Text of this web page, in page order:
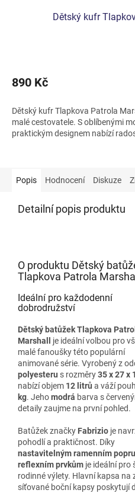
Dětský kufr
890 Kč
Dětský kufr Tlapkova Patrola
malé cestovatele. S oblíbenými
praktickým designem nabízí
Popis Hodnocení Diskuze
Detailní popis produktu
O produktu Dětský
Tlapkova Patrola Marshall
Ideální pro každodenní
dobrodružství
Dětský batůžek Tlapkova
Marshall
je ideální volbou pro
malé fanoušky této populární
animované série. Vyrobený z
polyesteru s rozměry35 x 27 x
nabízí objem 12 litrů a váží
kg. Jehomodrá barva s
detaily zaujme na první pohled.
Batůžek značky Fabrizio je
pohodlí a praktičnost. Díky
nastavitelným ramenním
reflexním prvkům je ideální pro
rodinné výlety. Hlavní kapsa na
síťované boční kapsy poskytují